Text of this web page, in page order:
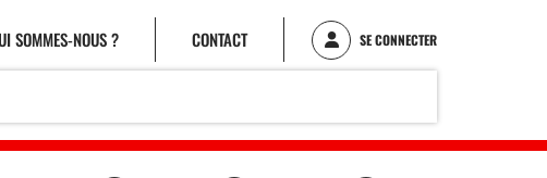
SOMMES-NOUS ? CONTACT SE CONNECTER